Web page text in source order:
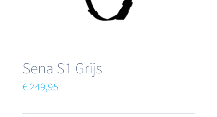
Sena S1 Grijs
€249,95